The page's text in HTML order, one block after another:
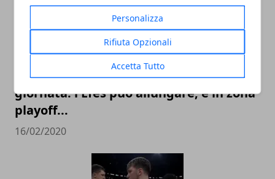
Personalizza
Rifiuta Opzionali
Accetta Tutto
Top 16 Eurolega 2020, guida alla 25°
giornata: l'Efes può allungare, e in zona
playoff...
16/02/2020